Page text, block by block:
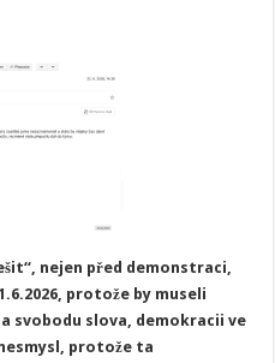
nejen před demonstraci,
protože by museli
svobodu slova, demokracii ve
protože ta